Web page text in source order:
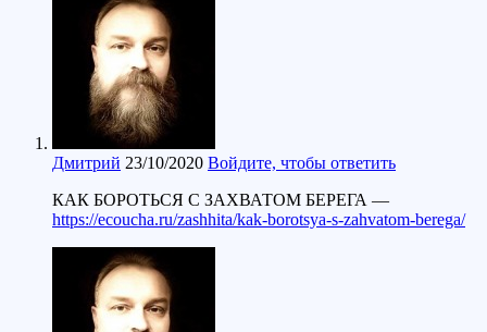
Дмитрий 23/10/2020 Войдите, чтобы ответить
КАК БОРОТЬСЯ С ЗАХВАТОМ БЕРЕГА —
https://ecoucha.ru/zashhita/kak-borotsya-s-zahvatom-berega/